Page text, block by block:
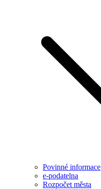
Povinné informace
e-podatelna
Rozpočet města